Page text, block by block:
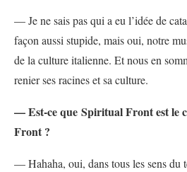
— Je ne sais pas qui a eu l’idée de
façon aussi stupide, mais oui, notre
de la culture italienne. Et nous en
renier ses racines et sa culture.
— Est-ce que Spiritual Front est le
Front ?
— Hahaha, oui, dans tous les sens du